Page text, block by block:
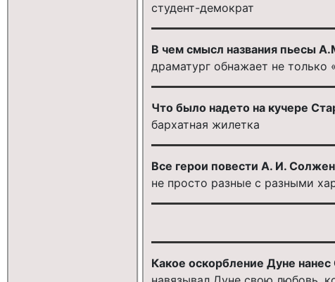
студент-демократ
В чем смысл названия пьесы
драматург обнажает не
Что было надето на кучере
бархатная жилетка
Все герои повести А. И.
не просто разные с разными
Какое оскорбление Дуне